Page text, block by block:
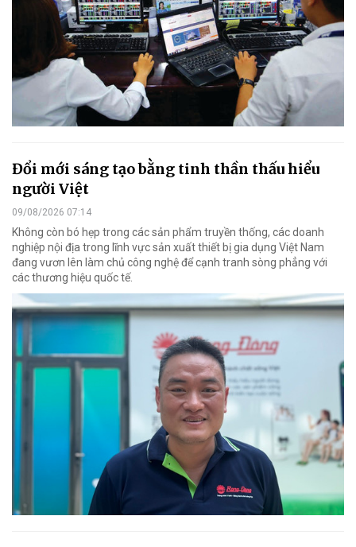
Đổi mới sáng tạo bằng tinh thần thấu hiểu
người Việt
09/08/2026 07:14
Không còn bó hẹp trong các sản phẩm truyền thống, các doanh
nghiệp nội địa trong lĩnh vực sản xuất thiết bị gia dụng Việt Nam
đang vươn lên làm chủ công nghệ để cạnh tranh sòng phẳng với
các thương hiệu quốc tế.